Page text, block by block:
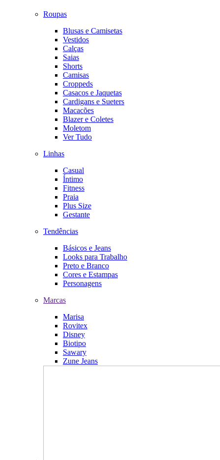
Roupas
Blusas e Camisetas
Vestidos
Calças
Saias
Shorts
Camisas
Croppeds
Casacos e Jaquetas
Cardigans e Sueters
Macacões
Blazer e Coletes
Moletom
Ver Tudo
Linhas
Casual
Íntimo
Fitness
Praia
Plus Size
Gestante
Tendências
Básicos e Jeans
Looks para Trabalho
Preto e Branco
Cores e Estampas
Personagens
Marcas
Marisa
Rovitex
Disney
Biotipo
Sawary
Zune Jeans